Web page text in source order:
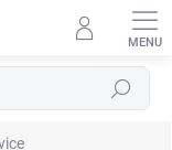
Hledat